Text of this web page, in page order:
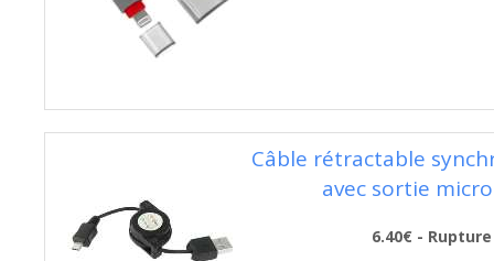
Câble rétractable
avec sortie
6.40€ - Rupture